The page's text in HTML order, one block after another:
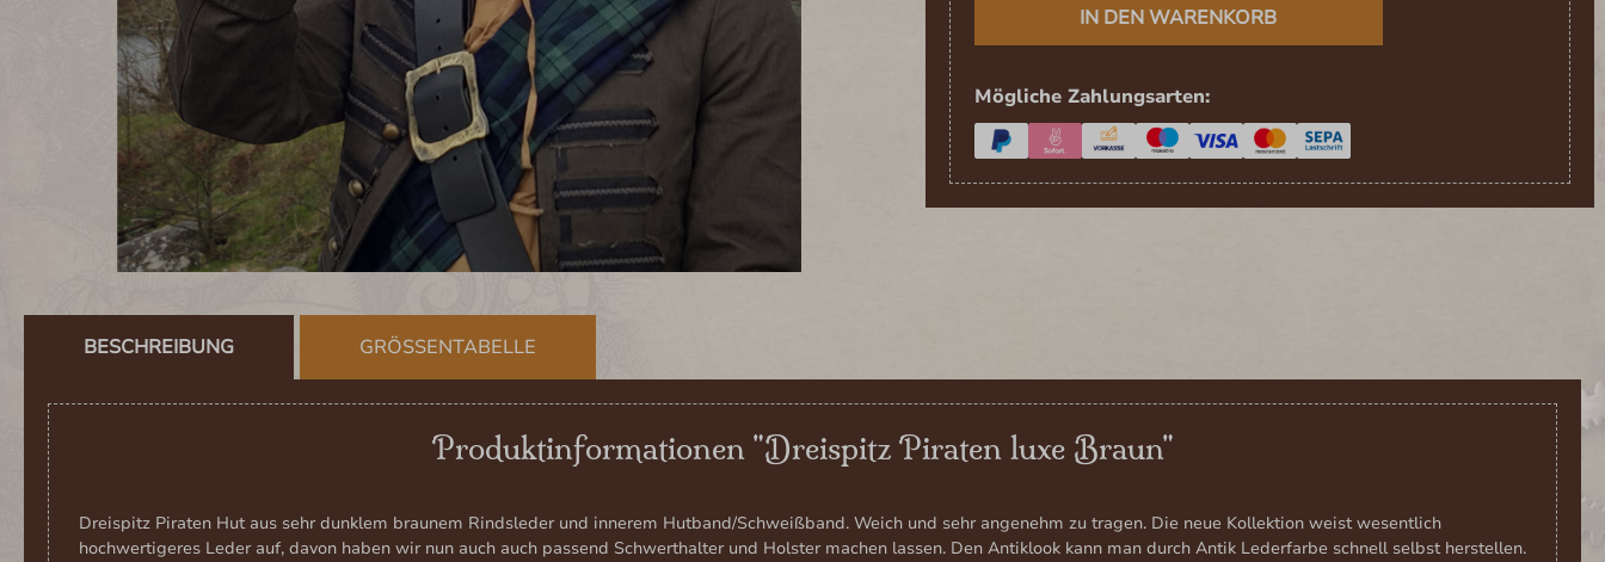
IN DEN WARENKORB
Mögliche Zahlungsarten:
BESCHREIBUNG GRÖSSENTABELLE
Produktinformationen "Dreispitz Piraten luxe Braun"
Dreispitz Piraten Hut aus sehr dunklem braunem Rindsleder und innerem Hutband/Schweißband. Weich und sehr angenehm zu tragen. Die neue Kollektion weist wesentlich
hochwertigeres Leder auf, davon haben wir nun auch auch passend Schwerthalter und Holster machen lassen. Den Antiklook kann man durch Antik Lederfarbe schnell selbst herstellen.